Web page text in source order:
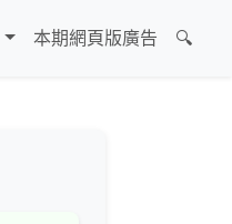
本期網頁版廣告 🔍